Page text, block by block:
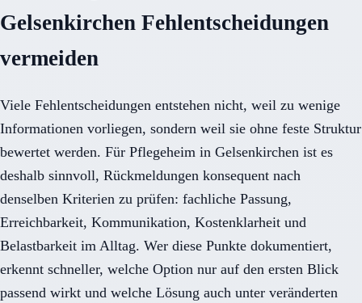
Gelsenkirchen Fehlentscheidungen
vermeiden
Viele Fehlentscheidungen entstehen nicht, weil zu wenige
Informationen vorliegen, sondern weil sie ohne feste Struktur
bewertet werden. Für Pflegeheim in Gelsenkirchen ist es
deshalb sinnvoll, Rückmeldungen konsequent nach
denselben Kriterien zu prüfen: fachliche Passung,
Erreichbarkeit, Kommunikation, Kostenklarheit und
Belastbarkeit im Alltag. Wer diese Punkte dokumentiert,
erkennt schneller, welche Option nur auf den ersten Blick
passend wirkt und welche Lösung auch unter veränderten